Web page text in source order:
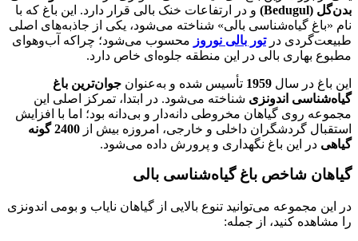
بدن‌گل (Bedugul)
و در ارتفاعات خنک بالی قرار دارد. این باغ که با
نام «باغ گیاه‌شناسی بالی» شناخته می‌شود، یکی از جاذبه‌های اصلی
طبیعت‌گردی درتور بالی نوروز محسوب می‌شود؛ چراکه آب‌وهوای
مطبوع بهاری بالی در این منطقه جلوه‌ای خاص دارد.
این باغ در سال 1959 تأسیس شده و به‌عنوان جوان‌ترین باغ
گیاه‌شناسی اندونزی شناخته می‌شود. در ابتدا، تمرکز اصلی این
مجموعه روی گیاهان مخروطی دانه‌دار و بی‌دانه بود؛ اما با افزایش
استقبال گردشگران داخلی و خارجی، امروزه بیش از
2400 گونه
گیاهی در این باغ نگهداری و پرورش داده می‌شود.
گیاهان شاخص باغ گیاه‌شناسی بالی
در این مجموعه می‌توانید تنوع بالایی از گیاهان نایاب و بومی اندونزی
را مشاهده کنید، از جمله: